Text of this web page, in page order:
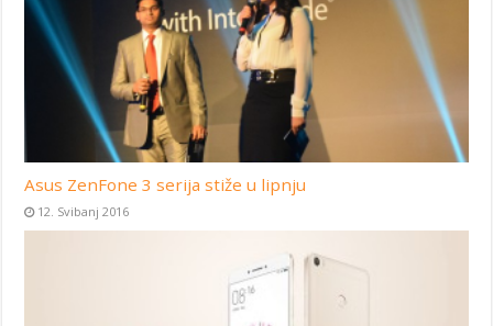
Asus ZenFone 3 serija stiže u lipnju
12. Svibanj 2016